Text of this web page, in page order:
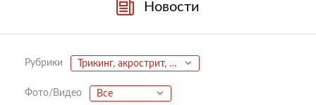
Новости
Рубрики Трикинг, акрострит, паркур, фриран
Фото/Видео Все